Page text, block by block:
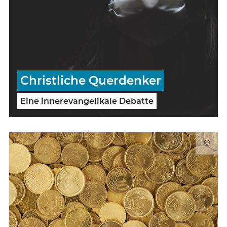
Christliche Querdenker
Eine innerevangelikale Debatte
©